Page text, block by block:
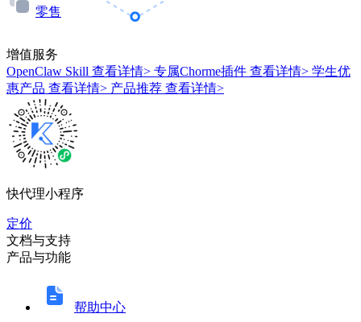
零售
增值服务
OpenClaw Skill 查看详情> 专属Chorme插件 查看详情> 学生优
惠产品 查看详情> 产品推荐 查看详情>
快代理小程序
定价
文档与支持
产品与功能
帮助中心